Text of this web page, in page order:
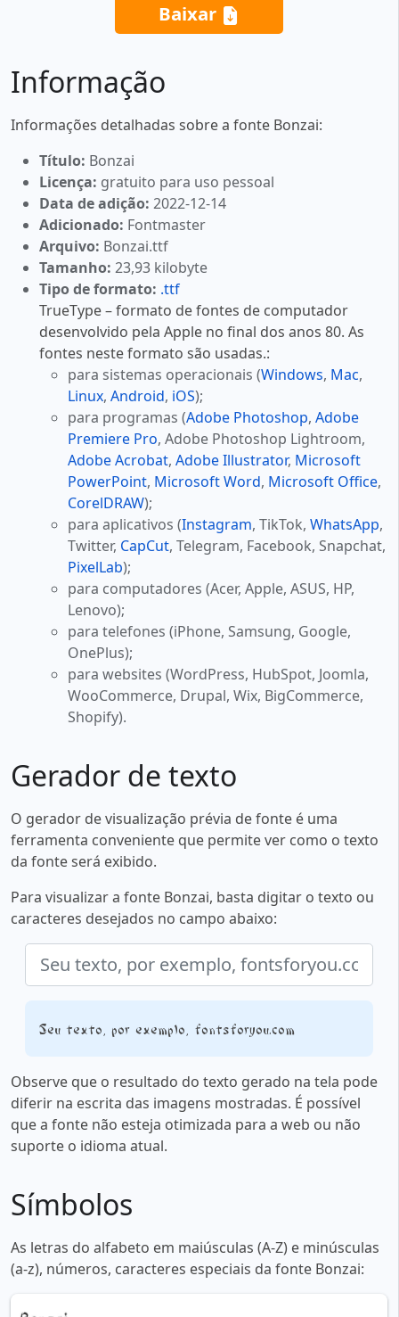
Baixar
Informação
Informações detalhadas sobre a fonte Bonzai:
Título: Bonzai
Licença: gratuito para uso pessoal
Data de adição: 2022-12-14
Adicionado: Fontmaster
Arquivo: Bonzai.ttf
Tamanho: 23,93 kilobyte
Tipo de formato: .ttf
TrueType – formato de fontes de computador
desenvolvido pela Apple no final dos anos 80. As
fontes neste formato são usadas.:
para sistemas operacionais (Windows, Mac,
Linux, Android, iOS);
para programas (Adobe Photoshop, Adobe
Premiere Pro, Adobe Photoshop Lightroom,
Adobe Acrobat, Adobe Illustrator, Microsoft
PowerPoint, Microsoft Word, Microsoft Office,
CorelDRAW);
para aplicativos (Instagram, TikTok, WhatsApp,
Twitter, CapCut, Telegram, Facebook, Snapchat,
PixelLab);
para computadores (Acer, Apple, ASUS, HP,
Lenovo);
para telefones (iPhone, Samsung, Google,
OnePlus);
para websites (WordPress, HubSpot, Joomla,
WooCommerce, Drupal, Wix, BigCommerce,
Shopify).
Gerador de texto
O gerador de visualização prévia de fonte é uma
ferramenta conveniente que permite ver como o texto
da fonte será exibido.
Para visualizar a fonte Bonzai, basta digitar o texto ou
caracteres desejados no campo abaixo:
Seu texto, por exemplo, fontsforyou.com
Observe que o resultado do texto gerado na tela pode
diferir na escrita das imagens mostradas. É possível
que a fonte não esteja otimizada para a web ou não
suporte o idioma atual.
Símbolos
As letras do alfabeto em maiúsculas (A-Z) e minúsculas
(a-z), números, caracteres especiais da fonte Bonzai: